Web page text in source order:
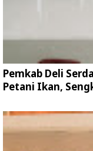
Pemkab Deli
Petani Ikan,